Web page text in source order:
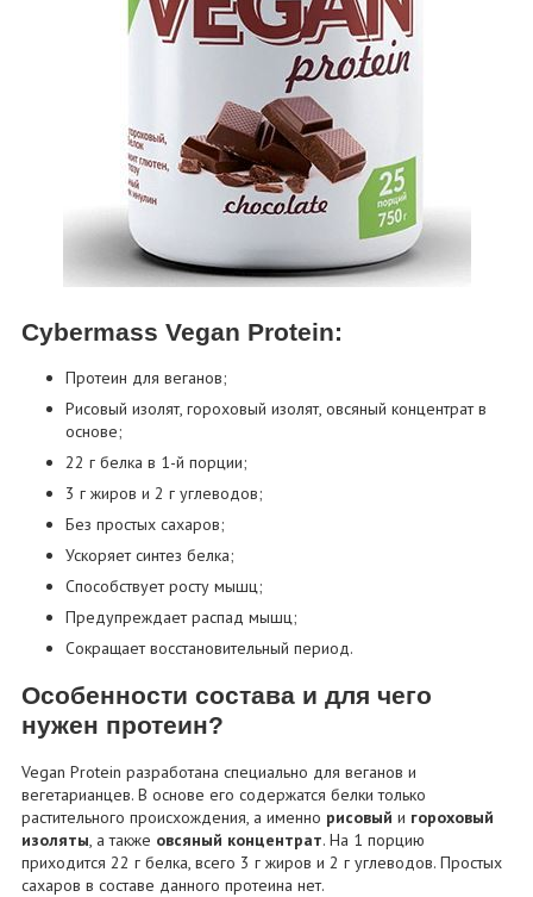
Cybermass Vegan Protein:
Протеин для веганов;
Рисовый изолят, гороховый изолят, овсяный концентрат в
основе;
22 г белка в 1-й порции;
3 г жиров и 2 г углеводов;
Без простых сахаров;
Ускоряет синтез белка;
Способствует росту мышц;
Предупреждает распад мышц;
Сокращает восстановительный период.
Особенности состава и для чего
нужен протеин?
Vegan Protein разработана специально для веганов и
вегетарианцев. В основе его содержатся белки только
растительного происхождения, а именно рисовый и гороховый
изоляты, а также овсяный концентрат. На 1 порцию
приходится 22 г белка, всего 3 г жиров и 2 г углеводов. Простых
сахаров в составе данного протеина нет.